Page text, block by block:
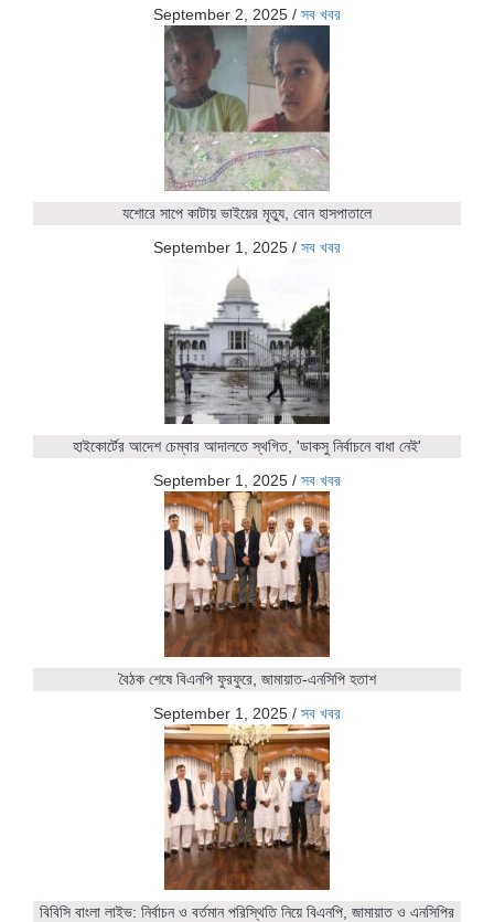
September 2, 2025 / সব খবর
যশোরে সাপে কাটায় ভাইয়ের মৃত্যু, বোন হাসপাতালে
September 1, 2025 / সব খবর
হাইকোর্টের আদেশ চেম্বার আদালতে স্থগিত, 'ডাকসু নির্বাচনে বাধা নেই'
September 1, 2025 / সব খবর
বৈঠক শেষে বিএনপি ফুরফুরে, জামায়াত-এনসিপি হতাশ
September 1, 2025 / সব খবর
বিবিসি বাংলা লাইভ: নির্বাচন ও বর্তমান পরিস্থিতি নিয়ে বিএনপি, জামায়াত ও এনসিপির